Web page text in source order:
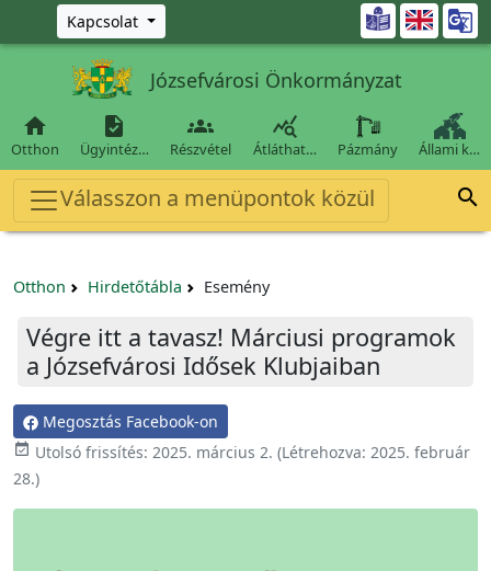
Ugrás a fő tartalomra
Kapcsolat 
Józsefvárosi Önkormányzat

Otthon

Ügyintéz…

Részvétel

Átláthat… Pázmány Állami k…
Válasszon a menüpontok közül 
Otthon Hirdetőtábla Esemény
Végre itt a tavasz! Márciusi programok
a Józsefvárosi Idősek Klubjaiban
Megosztás Facebook-on
 Utolsó frissítés: 2025. március 2. (Létrehozva: 2025. február
28.)